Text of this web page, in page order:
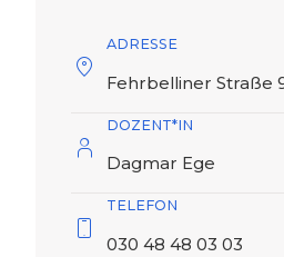
ADRESSE
Fehrbelliner Straße
DOZENT*IN
Dagmar Ege
TELEFON
030 48 48 03 03